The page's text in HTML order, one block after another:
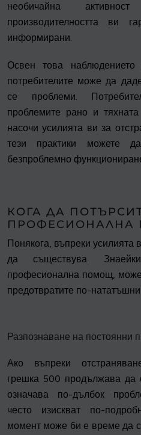
необичайна
производителността ви
информирани.
Освен това
потребителите може да
се проблеми.
проблемите рано и
насочи усилията ви за
тези практики можете
безпроблемно
КОГА ДА
Понякога, въпреки
да съществува.
професионална помощ,
предотвратите по-
Разпознаване на постоянни
Ако въпреки
грешка 500 продължава да
означава по-дълбок
често изискват по-
момент може би е време да